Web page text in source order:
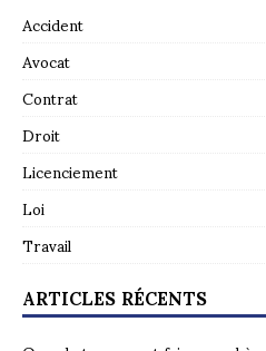
Accident
Avocat
Contrat
Droit
Licenciement
Loi
Travail
ARTICLES RÉCENTS